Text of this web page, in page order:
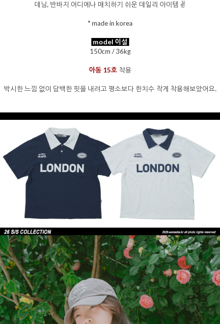
통해
데님, 반바지 어디에나 매치하기 쉬운 데일리 아이템 ✌️
* made in korea
model 이설
150cm / 36kg
아동 15호착용
박시한 느낌 없이 담백한 핏을 내려고 평소보다 한치수 작게 착용해보았어요.